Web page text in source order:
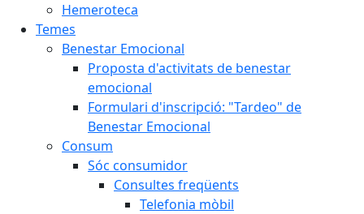
Hemeroteca
Temes
Benestar Emocional
Proposta d'activitats de benestar
emocional
Formulari d'inscripció: "Tardeo" de
Benestar Emocional
Consum
Sóc consumidor
Consultes freqüents
Telefonia mòbil